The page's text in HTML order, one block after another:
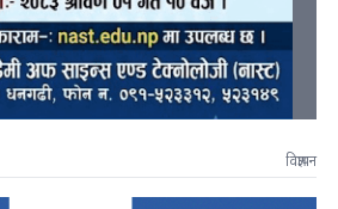
विज्ञापन